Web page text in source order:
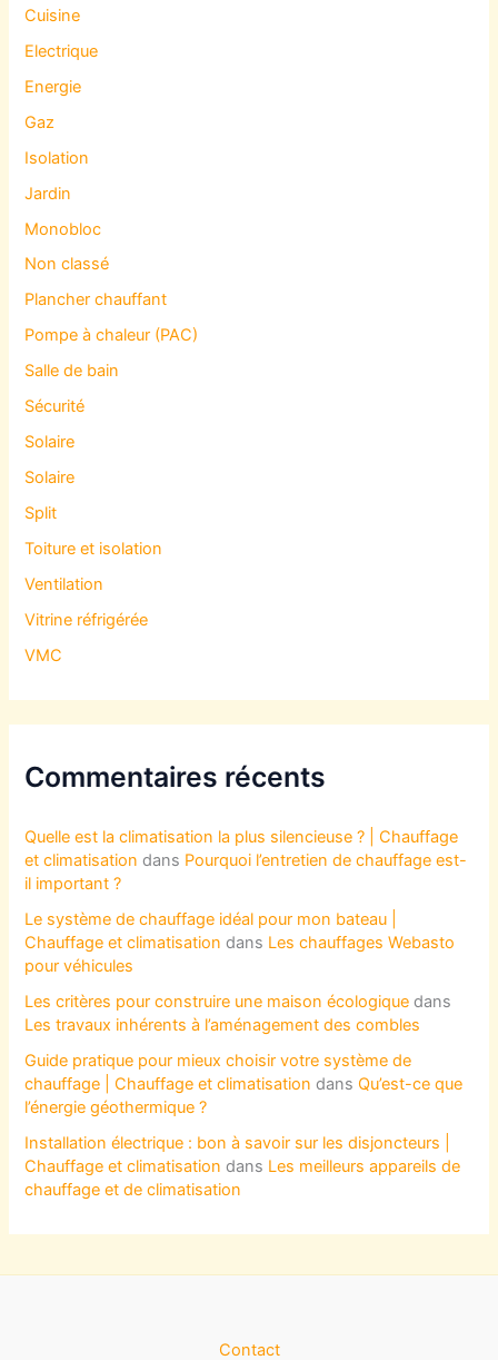
Cuisine
Electrique
Energie
Gaz
Isolation
Jardin
Monobloc
Non classé
Plancher chauffant
Pompe à chaleur (PAC)
Salle de bain
Sécurité
Solaire
Solaire
Split
Toiture et isolation
Ventilation
Vitrine réfrigérée
VMC
Commentaires récents
Quelle est la climatisation la plus silencieuse ? | Chauffage
et climatisation dans Pourquoi l’entretien de chauffage est-
il important ?
Le système de chauffage idéal pour mon bateau |
Chauffage et climatisation dans Les chauffages Webasto
pour véhicules
Les critères pour construire une maison écologique dans
Les travaux inhérents à l’aménagement des combles
Guide pratique pour mieux choisir votre système de
chauffage | Chauffage et climatisation dansQu’est-ce que
l’énergie géothermique ?
Installation électrique : bon à savoir sur les disjoncteurs |
Chauffage et climatisation dans Les meilleurs appareils de
chauffage et de climatisation
Contact